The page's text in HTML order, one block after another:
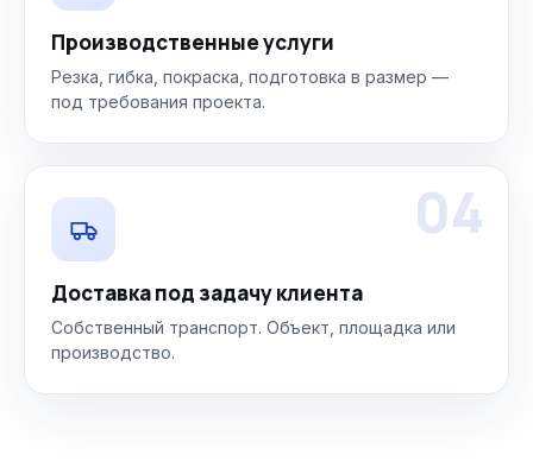
Производственные услуги
Резка, гибка, покраска, подготовка в размер —
под требования проекта.
04
Доставка под задачу клиента
Собственный транспорт. Объект, площадка или
производство.